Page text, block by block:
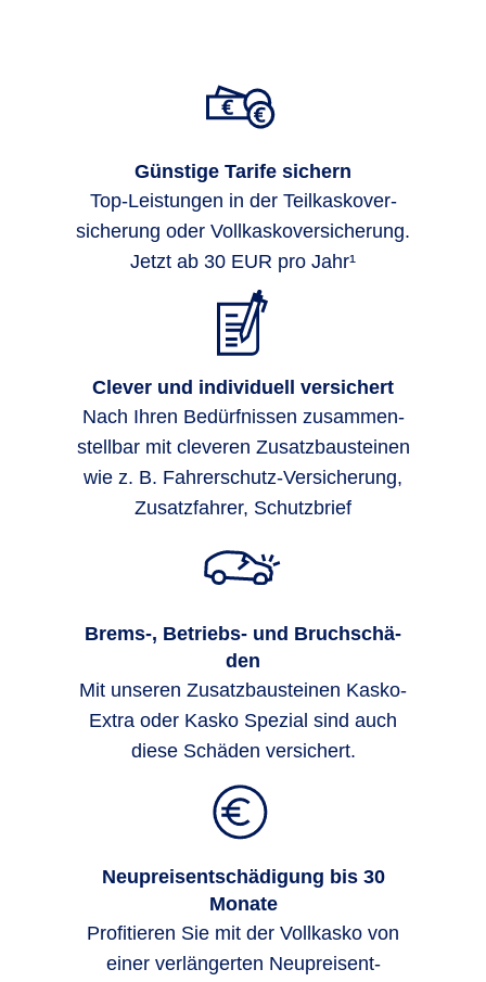
Günstige Tarife sichern
Top-Leis­tungen in der Teil­kasko­ver­
siche­rung oder Voll­kasko­ver­siche­rung.
Jetzt ab 30 EUR pro Jahr¹
Clever und individuell versichert
Nach Ihren Bedürf­nissen zu­sammen­
stell­bar mit cleveren Zusatz­bau­stei­nen
wie z. B. Fahrer­schutz-Ver­siche­rung,
Zusatz­fahrer, Schutz­brief
Brems-, Be­triebs- und Bruch­schä­
den
Mit unseren Zusatzbausteinen Kasko-
Extra oder Kasko Spezial sind auch
diese Schäden versichert.
Neupreisentschädigung bis 30
Monate
Profi­tieren Sie mit der Voll­kasko von
einer ver­länger­ten Neu­preis­ent­